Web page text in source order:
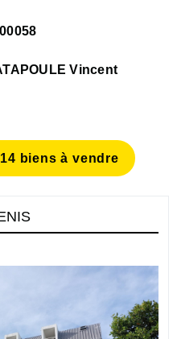
Vincent
biens à vendre